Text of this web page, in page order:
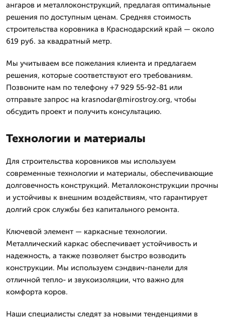
ангаров и металлоконструкций, предлагая оптимальные
решения по доступным ценам. Средняя стоимость
строительства коровника в Краснодарский край — около
619 руб. за квадратный метр.
Мы учитываем все пожелания клиента и предлагаем
решения, которые соответствуют его требованиям.
Позвоните нам по телефону +7 929 55-92-81 или
отправьте запрос на krasnodar@mirostroy.org, чтобы
обсудить проект и получить консультацию.
Технологии и материалы
Для строительства коровников мы используем
современные технологии и материалы, обеспечивающие
долговечность конструкций. Металлоконструкции прочны
и устойчивы к внешним воздействиям, что гарантирует
долгий срок службы без капитального ремонта.
Ключевой элемент — каркасные технологии.
Металлический каркас обеспечивает устойчивость и
надежность, а также позволяет быстро возводить
конструкции. Мы используем сэндвич-панели для
отличной тепло- и звукоизоляции, что важно для
комфорта коров.
Наши специалисты следят за новыми тенденциями в